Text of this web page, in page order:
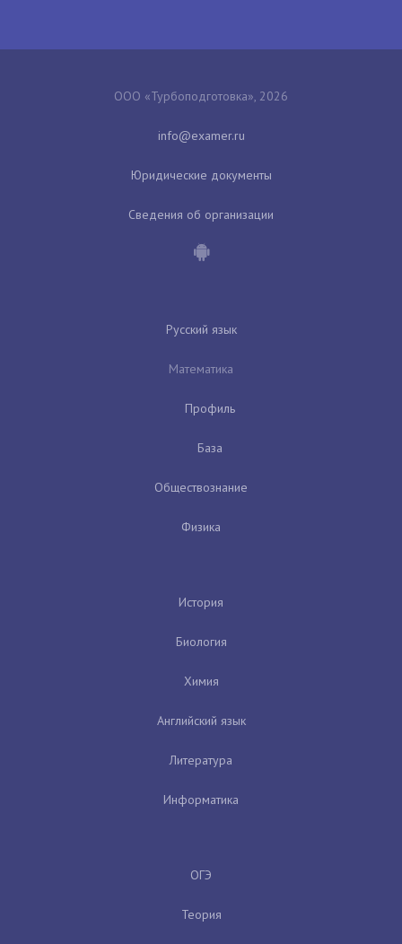
ООО «Турбоподготовка», 2026
Юридические документы
Сведения об организации
Русский язык
Математика
Профиль
База
Обществознание
Физика
История
Биология
Химия
Английский язык
Литература
Информатика
ОГЭ
Теория